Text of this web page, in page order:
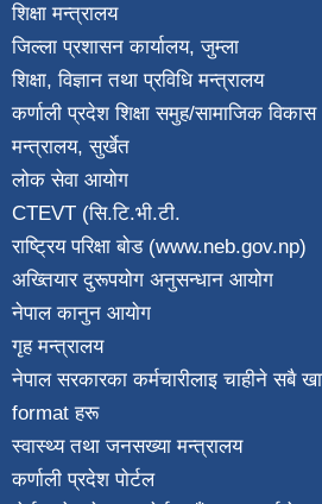
शिक्षा मन्त्रालय
जिल्ला प्रशासन कार्यालय, जुम्ला
शिक्षा, विज्ञान तथा प्रविधि मन्त्रालय
कर्णाली प्रदेश शिक्षा समुह/सामाजिक विकास
मन्त्रालय, सुर्खेत
लोक सेवा आयोग
CTEVT (सि.टि.भी.टी.
राष्ट्रिय परिक्षा बाेड (www.neb.gov.np)
अख्तियार दुरूपयोग अनुसन्धान आयोग
नेपाल कानुन आयाेग
गृह मन्त्रालय
नेपाल सरकारका कर्मचारीलाइ चाहीने सबै
format हरू
स्वास्थ्य तथा जनस‌ख्या मन्त्रालय
कर्णाली प्रदेश पाेर्टल